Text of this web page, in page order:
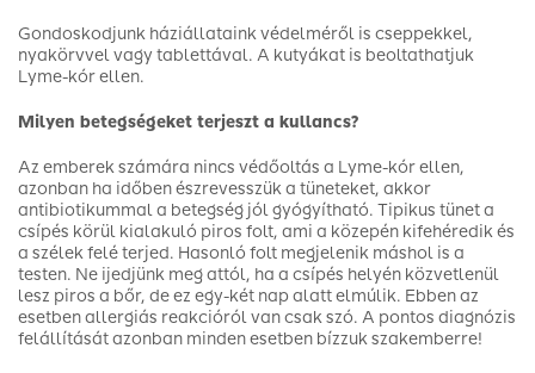
Gondoskodjunk háziállataink védelméről is cseppekkel,
nyakörvvel vagy tablettával. A kutyákat is beoltathatjuk
Lyme-kór ellen.
Milyen betegségeket terjeszt a kullancs?
Az emberek számára nincs védőoltás a Lyme-kór ellen,
azonban ha időben észrevesszük a tüneteket, akkor
antibiotikummal a betegség jól gyógyítható. Tipikus tünet a
csípés körül kialakuló piros folt, ami a közepén kifehéredik és
a szélek felé terjed. Hasonló folt megjelenik máshol is a
testen. Ne ijedjünk meg attól, ha a csípés helyén közvetlenül
lesz piros a bőr, de ez egy-két nap alatt elmúlik. Ebben az
esetben allergiás reakcióról van csak szó. A pontos diagnózis
felállítását azonban minden esetben bízzuk szakemberre!